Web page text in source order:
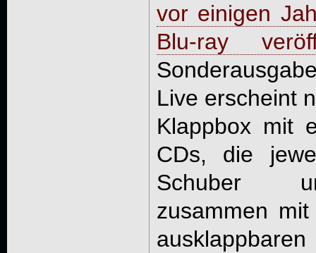
vor einigen
Blu-ray
Live erscheint
Klappbox mit
CDs, die
Schuber
zusammen